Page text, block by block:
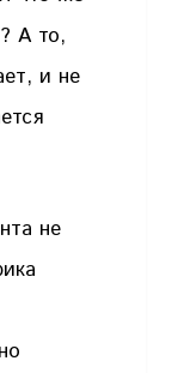
А то,
и не
не